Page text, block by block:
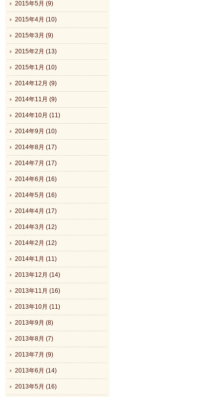
2015年5月 (9)
2015年4月 (10)
2015年3月 (9)
2015年2月 (13)
2015年1月 (10)
2014年12月 (9)
2014年11月 (9)
2014年10月 (11)
2014年9月 (10)
2014年8月 (17)
2014年7月 (17)
2014年6月 (16)
2014年5月 (16)
2014年4月 (17)
2014年3月 (12)
2014年2月 (12)
2014年1月 (11)
2013年12月 (14)
2013年11月 (16)
2013年10月 (11)
2013年9月 (8)
2013年8月 (7)
2013年7月 (9)
2013年6月 (14)
2013年5月 (16)